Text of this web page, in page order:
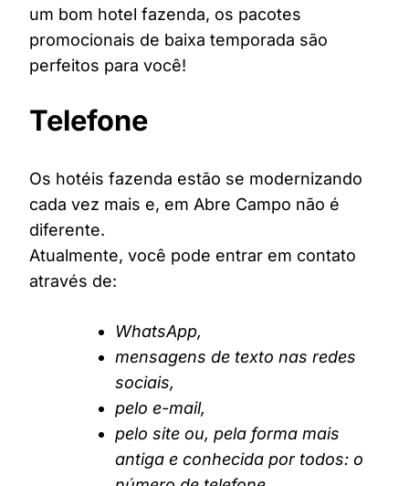
um bom hotel fazenda, os pacotes
promocionais de baixa temporada são
perfeitos para você!
Telefone
Os hotéis fazenda estão se modernizando
cada vez mais e, em Abre Campo não é
diferente.
Atualmente, você pode entrar em contato
através de:
WhatsApp,
mensagens de texto nas redes
sociais,
pelo e-mail,
pelo site ou, pela forma mais
antiga e conhecida por todos: o